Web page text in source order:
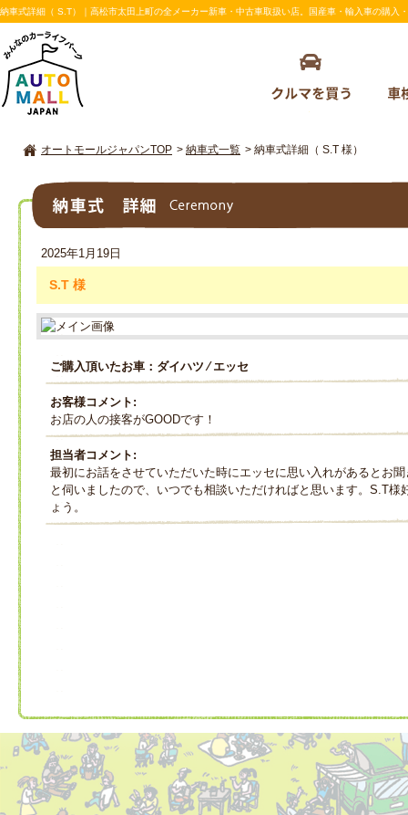
納車式詳細（ S.T）｜高松市太田上町の全メーカー新車・中古車取扱い店。国産車・輸入車の購入
オートモールジャパンTOP > 納車式一覧 > 納車式詳細（ S.T 様）
2025年1月19日
S.T 様
ご購入頂いたお車：ダイハツ ⁄ エッセ
お客様コメント:
お店の人の接客がGOODです！
担当者コメント:
最初にお話をさせていただいた時にエッセに思い入れがあるとお
と伺いましたので、いつでも相談いただければと思います。S.T
ょう。